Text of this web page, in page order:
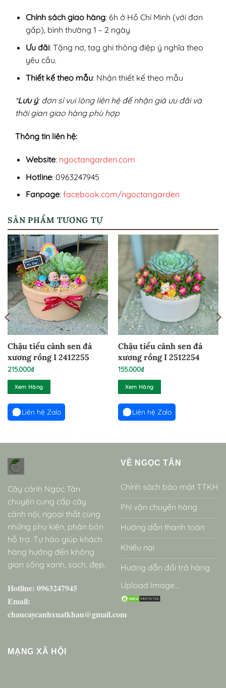
Chính sách giao hàng: 6h ở Hồ Chí Minh (với đơn
gấp), bình thường 1 – 2 ngày
Ưu đãi: Tặng nơ, tag ghi thông điệp ý nghĩa theo
yêu cầu.
Thiết kế theo mẫu: Nhận thiết kế theo mẫu
*Lưu ý: đơn sỉ vui lòng liên hệ để nhận giá ưu đãi và
thời gian giao hàng phù hợp
Thông tin liên hệ:
Website: ngoctangarden.com
Hotline: 0963247945
Fanpage: facebook.com/ngoctangarden
SẢN PHẨM TƯƠNG TỰ
Chậu tiểu cảnh sen đá
xương rồng I 2412255
215.000₫
Xem Hàng
Liên hệ Zalo
Chậu tiểu cảnh sen đá
xương rồng I 2512254
155.000₫
Xem Hàng
Liên hệ Zalo
Cây cảnh Ngọc Tân
chuyên cung cấp cây
cảnh nội, ngoại thất cùng
những phụ kiện, phân bón
hỗ trợ. Tự hào giúp khách
hàng hướng đến không
gian sống xanh, sạch, đẹp.
Hotline: 0963247945
Email:
chaucaycanhxuatkhau@gmail.com
VỀ NGỌC TÂN
Chính sách bảo mật TTKH
Phí vận chuyển hàng
Hướng dẫn thanh toán
Khiếu nại
Hướng dẫn đổi trả hàng
Upload Image...
MẠNG XÃ HỘI